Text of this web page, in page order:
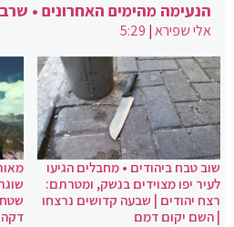
הנעימה מהימים האחרונים •
אלי שפירא|
5:29
שוב טבח ביהודים • מחבלים הגיעו
לעיר יפו מצוידים בנשק, ומטרתם:
רצח יהודים | שבעה קדושים נרצחו
| השם יקום דמם
דקה